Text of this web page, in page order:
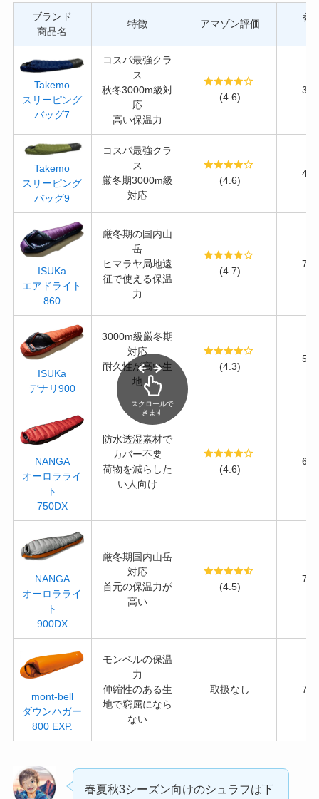
ブランド
商品名
特徴 アマゾン評価
参
Takemo
スリーピング
バッグ7
コスパ最強クラ
ス
秋冬3000m級対
応
高い保温力
(4.6)
Takemo
スリーピング
バッグ9
コスパ最強クラ
ス
厳冬期3000m級
対応
(4.6)
ISUKa
エアドライト
860
厳冬期の国内山
岳
ヒマラヤ局地遠
征で使える保温
力
(4.7)
ISUKa
デナリ900
3000m級厳冬期
対応
耐久性が高い生
地
(4.3)
NANGA
オーロラライ
ト
750DX
防水透湿素材で
カバー不要
荷物を減らした
い人向け
(4.6)
NANGA
オーロラライ
ト
900DX
厳冬期国内山岳
対応
首元の保温力が
高い
(4.5)
mont-bell
ダウンハガー
800 EXP.
モンベルの保温
力
伸縮性のある生
地で窮屈になら
ない
取扱なし
スクロールで
きます
春夏秋3シーズン向けのシュラフは下